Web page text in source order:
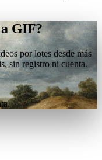
a GIF?
por lotes desde más
sin registro ni cuenta.